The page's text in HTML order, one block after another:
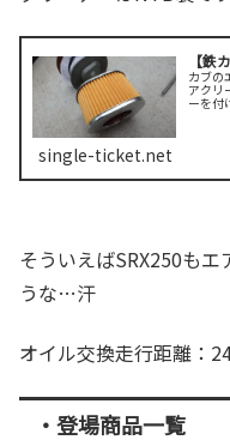
【鉄
カブの
アクリ
ーを付
single-ticket.net
そういえばSRX250も
うな…汗
オイル交換走行距離：
・登場商品一覧